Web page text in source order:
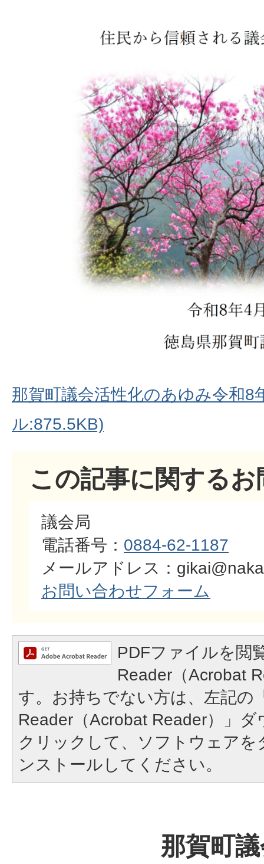
那賀町議会活性化のあゆみ令和8
ル:875.5KB)
この記事に関する
議会局
電話番号： 0884-62-1187
メールアドレス：
お問い合わせフォーム
PDFファイルを閲
Reader（Acrobat
す。お持ちでない方は、左記の
Reader（Acrobat Reader）」
クリックして、ソフトウェア
ンストールしてください。
那賀町